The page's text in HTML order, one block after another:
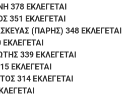
378 ΕΚΛΕΓΕΤΑΙ
351 ΕΚΛΕΓΕΤΑΙ
(ΠΑΡΗΣ) 348 ΕΚΛΕΓΕΤΑΙ
339 ΕΚΛΕΓΕΤΑΙ
ΕΚΛΕΓΕΤΑΙ
314 ΕΚΛΕΓΕΤΑΙ